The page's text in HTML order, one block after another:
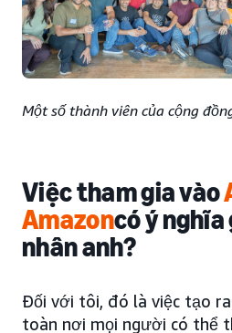
Một số thành viên của cộng
Việc tham gia vào
Amazoncó ý
nhân anh?
Đối với tôi, đó là việc tạo
toàn nơi mọi người có thể